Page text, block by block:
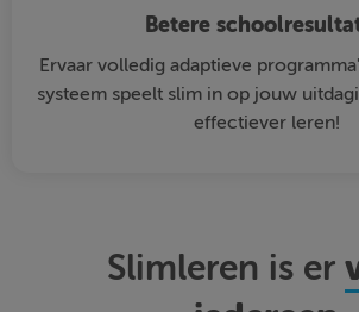
Betere
Ervaar volledig adaptieve
systeem speelt slim in op jouw
effectiever leren!
Slimleren is er